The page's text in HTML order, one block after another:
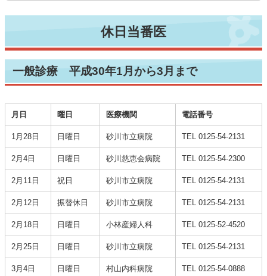
休日当番医
一般診療 平成30年1月から3月まで
月日 曜日 医療機関 電話番号
1月28日 日曜日 砂川市立病院 TEL 0125-54-2131
2月4日 日曜日 砂川慈恵会病院 TEL 0125-54-2300
2月11日 祝日 砂川市立病院 TEL 0125-54-2131
2月12日 振替休日 砂川市立病院 TEL 0125-54-2131
2月18日 日曜日 小林産婦人科 TEL 0125-52-4520
2月25日 日曜日 砂川市立病院 TEL 0125-54-2131
3月4日 日曜日 村山内科病院 TEL 0125-54-0888